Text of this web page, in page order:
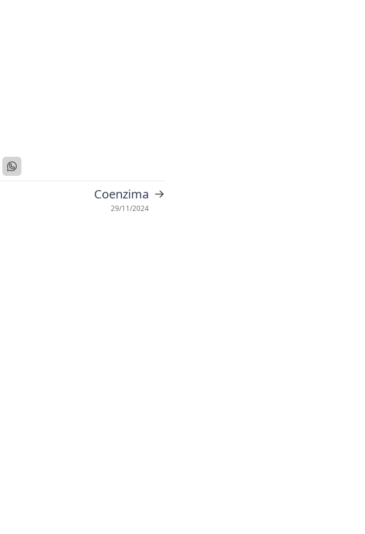
Coenzima
29/11/2024
→